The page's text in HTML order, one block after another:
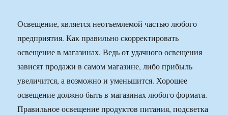
Освещение, является неотъемлемой частью любого
предприятия. Как правильно скорректировать
освещение в магазинах. Ведь от удачного освещения
зависят продажи в самом магазине, либо прибыль
увеличится, а возможно и уменьшится. Хорошее
освещение должно быть в магазинах любого формата.
Правильное освещение продуктов питания, подсветка